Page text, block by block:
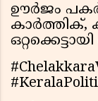
ഊർജം
കാർത്തിക്,